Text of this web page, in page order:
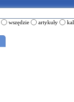
wszędzie artykuły